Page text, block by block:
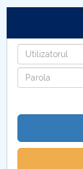
Identifiant
Mot
de